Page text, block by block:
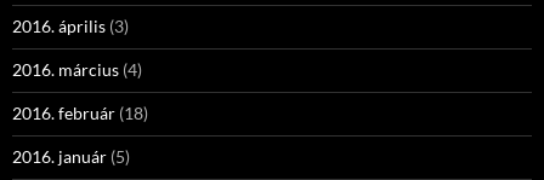
2016. április (3)
2016. március (4)
2016. február (18)
2016. január (5)